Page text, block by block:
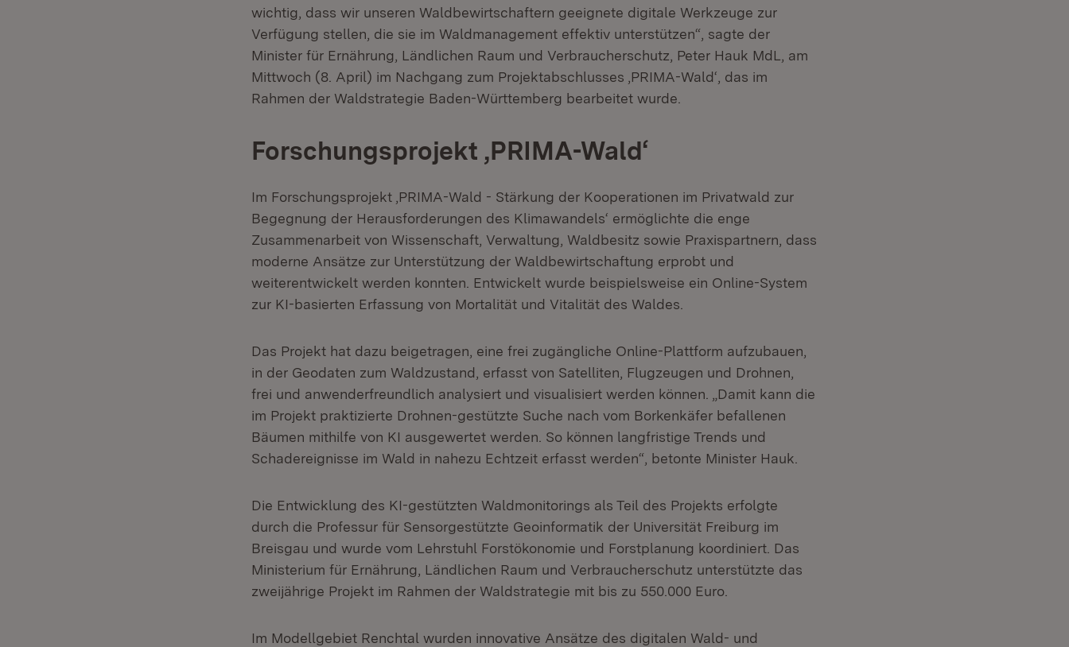
wichtig, dass wir unseren Waldbewirtschaftern geeignete digitale Werkzeuge zur
Verfügung stellen, die sie im Waldmanagement effektiv unterstützen“, sagte der
Minister für Ernährung, Ländlichen Raum und Verbraucherschutz, Peter Hauk MdL, am
Mittwoch (8. April) im Nachgang zum Projektabschlusses ‚PRIMA-Wald‘, das im
Rahmen der Waldstrategie Baden-Württemberg bearbeitet wurde.
Forschungsprojekt ‚PRIMA-Wald‘
Im Forschungsprojekt ‚PRIMA-Wald - Stärkung der Kooperationen im Privatwald zur
Begegnung der Herausforderungen des Klimawandels‘ ermöglichte die enge
Zusammenarbeit von Wissenschaft, Verwaltung, Waldbesitz sowie Praxispartnern, dass
moderne Ansätze zur Unterstützung der Waldbewirtschaftung erprobt und
weiterentwickelt werden konnten. Entwickelt wurde beispielsweise ein Online-System
zur KI-basierten Erfassung von Mortalität und Vitalität des Waldes.
Das Projekt hat dazu beigetragen, eine frei zugängliche Online-Plattform aufzubauen,
in der Geodaten zum Waldzustand, erfasst von Satelliten, Flugzeugen und Drohnen,
frei und anwenderfreundlich analysiert und visualisiert werden können. „Damit kann die
im Projekt praktizierte Drohnen-gestützte Suche nach vom Borkenkäfer befallenen
Bäumen mithilfe von KI ausgewertet werden. So können langfristige Trends und
Schadereignisse im Wald in nahezu Echtzeit erfasst werden“, betonte Minister Hauk.
Die Entwicklung des KI-gestützten Waldmonitorings als Teil des Projekts erfolgte
durch die Professur für Sensorgestützte Geoinformatik der Universität Freiburg im
Breisgau und wurde vom Lehrstuhl Forstökonomie und Forstplanung koordiniert. Das
Ministerium für Ernährung, Ländlichen Raum und Verbraucherschutz unterstützte das
zweijährige Projekt im Rahmen der Waldstrategie mit bis zu 550.000 Euro.
Im Modellgebiet Renchtal wurden innovative Ansätze des digitalen Wald- und